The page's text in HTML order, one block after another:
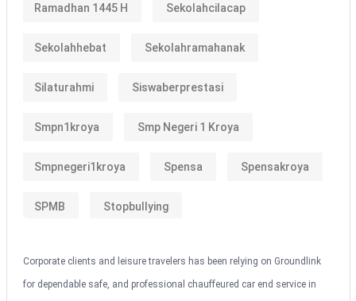
Ramadhan 1445 H Sekolahcilacap
Sekolahhebat Sekolahramahanak
Silaturahmi Siswaberprestasi
Smpn1kroya Smp Negeri 1 Kroya
Smpnegeri1kroya Spensa Spensakroya
SPMB Stopbullying
Corporate clients and leisure travelers has been relying on Groundlink
for dependable safe, and professional chauffeured car end service in